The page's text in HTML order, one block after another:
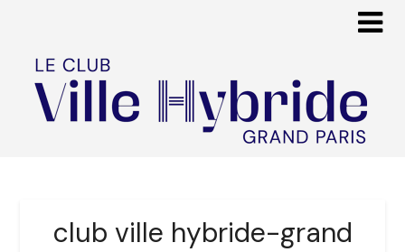
club ville hybride-grand